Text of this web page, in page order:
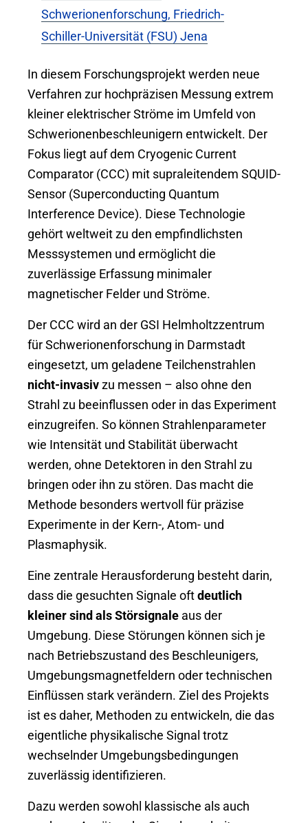
Schwerionenforschung, Friedrich-
Schiller-Universität (FSU) Jena
In diesem Forschungsprojekt werden neue
Verfahren zur hochpräzisen Messung extrem
kleiner elektrischer Ströme im Umfeld von
Schwerionenbeschleunigern entwickelt. Der
Fokus liegt auf dem Cryogenic Current
Comparator (CCC) mit supraleitendem SQUID-
Sensor (Superconducting Quantum
Interference Device). Diese Technologie
gehört weltweit zu den empfindlichsten
Messsystemen und ermöglicht die
zuverlässige Erfassung minimaler
magnetischer Felder und Ströme.
Der CCC wird an der GSI Helmholtzzentrum
für Schwerionenforschung in Darmstadt
eingesetzt, um geladene Teilchenstrahlen
nicht-invasivzu messen – also ohne den
Strahl zu beeinflussen oder in das Experiment
einzugreifen. So können Strahlenparameter
wie Intensität und Stabilität überwacht
werden, ohne Detektoren in den Strahl zu
bringen oder ihn zu stören. Das macht die
Methode besonders wertvoll für präzise
Experimente in der Kern-, Atom- und
Plasmaphysik.
Eine zentrale Herausforderung besteht darin,
dass die gesuchten Signale oftdeutlich
kleiner sind als Störsignale aus der
Umgebung. Diese Störungen können sich je
nach Betriebszustand des Beschleunigers,
Umgebungsmagnetfeldern oder technischen
Einflüssen stark verändern. Ziel des Projekts
ist es daher, Methoden zu entwickeln, die das
eigentliche physikalische Signal trotz
wechselnder Umgebungsbedingungen
zuverlässig identifizieren.
Dazu werden sowohl klassische als auch